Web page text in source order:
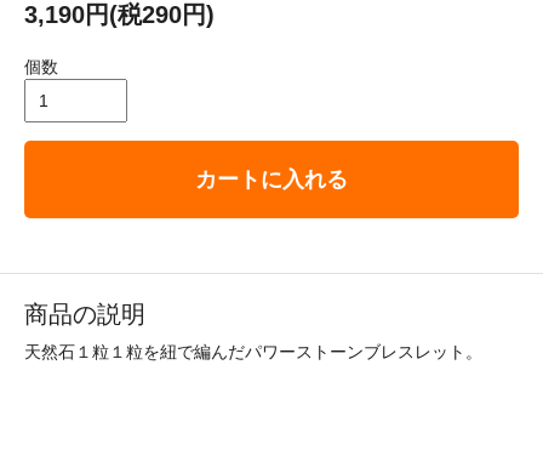
3,190円(税290円)
個数
カートに入れる
商品の説明
天然石１粒１粒を紐で編んだパワーストーンブレスレット。